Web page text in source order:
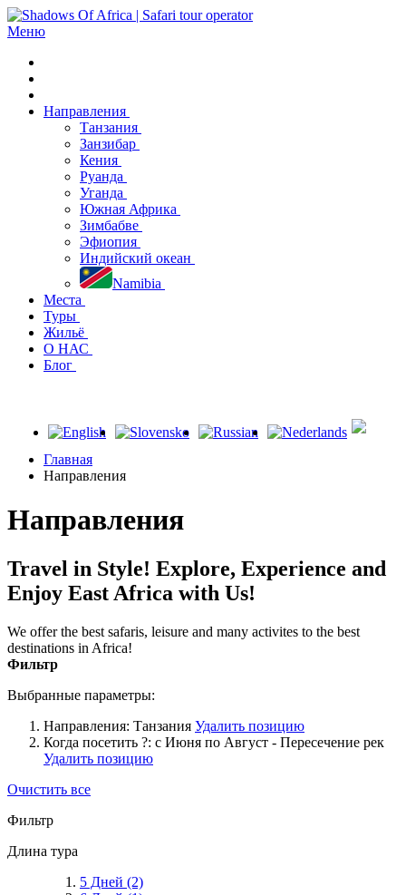
Меню
Направления
Танзания
Занзибар
Кения
Руанда
Уганда
Южная Африка
Зимбабве
Эфиопия
Индийский океан
Namibia
Места
Туры
Жильё
О НАС
Блог
Главная
Направления
Направления
Travel in Style! Explore, Experience and
Enjoy East Africa with Us!
We offer the best safaris, leisure and many activites to the best
destinations in Africa!
Фильтр
Выбранные параметры:
Направления: Танзания Удалить позицию
Когда посетить ?: с Июня по Август - Пересечение рек
Удалить позицию
Очистить все
Фильтр
Длина тура
5 Дней (2)